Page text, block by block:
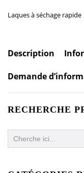
Laques à séchage rapide
Description
Demande
RECHERCHE
Search
for: